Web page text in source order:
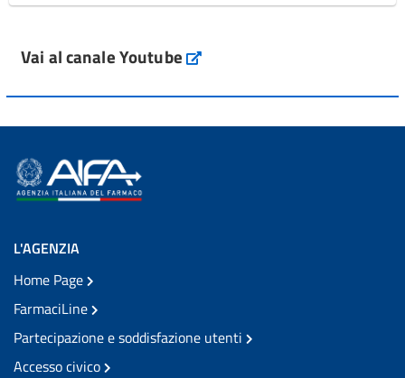
Vai al canale Youtube
L'AGENZIA
Home Page
FarmaciLine
Partecipazione e soddisfazione utenti
Accesso civico